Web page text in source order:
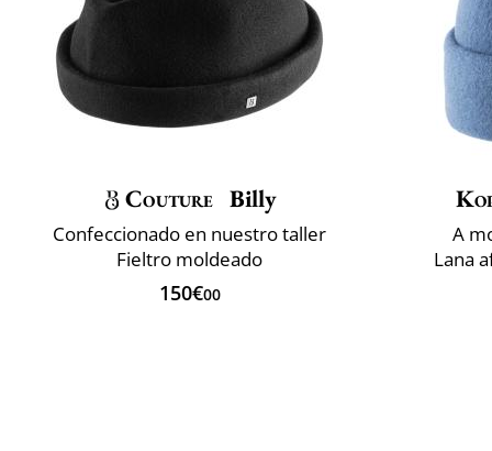
Couture Billy
Confeccionado en nuestro taller
Fieltro moldeado
150€00
A
Lana